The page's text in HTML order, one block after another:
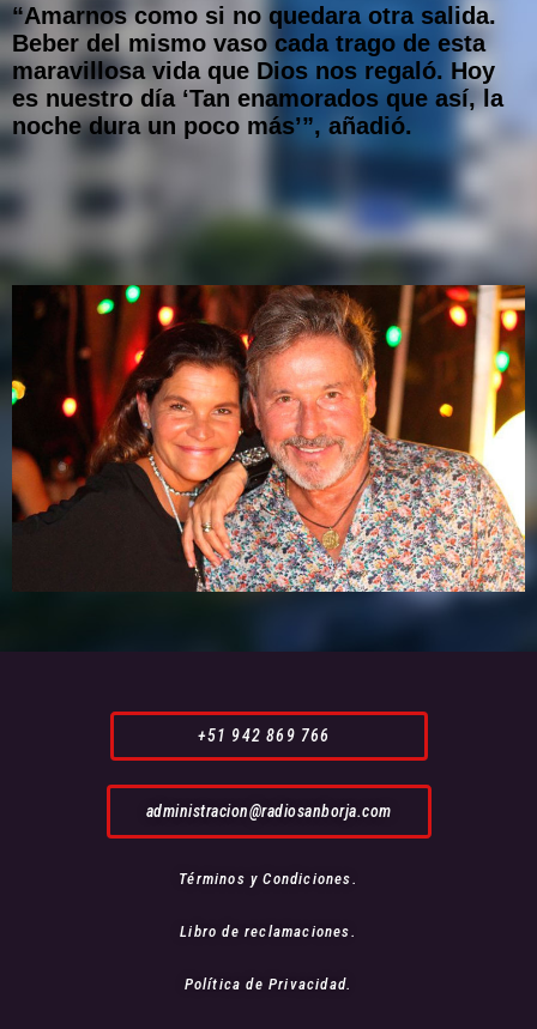
“Amarnos como si no quedara otra salida.
Beber del mismo vaso cada trago de esta
maravillosa vida que Dios nos regaló. Hoy
es nuestro día ‘Tan enamorados que así, la
noche dura un poco más’”, añadió.
+51 942 869 766
administracion@radiosanborja.com
Términos y Condiciones.
Libro de reclamaciones.
Política de Privacidad.